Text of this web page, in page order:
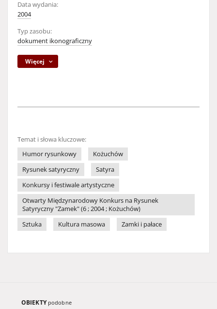
Data wydania:
2004
Typ zasobu:
dokument ikonograficzny
Więcej
Temat i słowa kluczowe:
Humor rysunkowy
Kożuchów
Rysunek satyryczny
Satyra
Konkursy i festiwale artystyczne
Otwarty Międzynarodowy Konkurs na Rysunek
Satyryczny "Zamek" (6 ; 2004 ; Kożuchów)
Sztuka
Kultura masowa Zamki i pałace
OBIEKTY podobne